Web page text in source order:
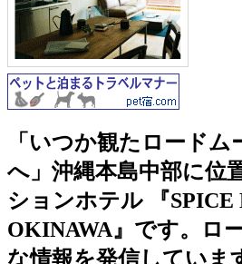
「いつか観たロードム
へ」沖縄本島中部に位
ションホテル 『
OKINAWA』です。ロ
な情報を発信していま